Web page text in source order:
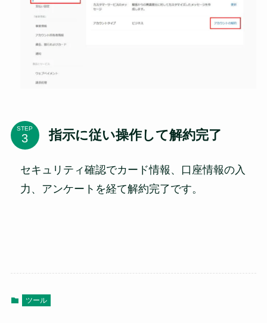
STEP 指示に従い操作して解約完了
セキュリティ確認でカード情報、口座情報の入
力、アンケートを経て解約完了です。
ツール